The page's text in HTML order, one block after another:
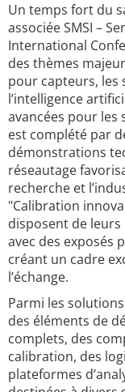
Un temps fort du
associée SMSI –
International
des thèmes
pour capteurs, les
l’intelligence
avancées pour les
est complété par
démonstrations
réseautage
recherche et
"Calibration
disposent de
avec des exposés
créant un cadre
l’échange.
Parmi les solutions
des éléments de
complets, des
calibration, des
plateformes